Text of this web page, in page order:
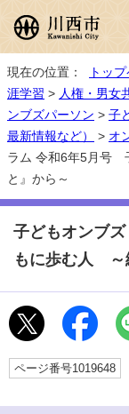
現在の位置： トッ
涯学習 > 人権・男女
ンブズパーソン > 子
最新情報など）
> オ
ラム 令和6年5月号
と』から～
子どもオンブ
もに歩む人 ～
ページ番号1019648